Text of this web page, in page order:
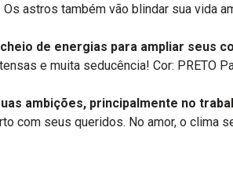
astros também vão blindar sua vida
de energias para ampliar seus
e muita seducência! Cor: PRETO
ambições, principalmente no
seus queridos. No amor, o clima